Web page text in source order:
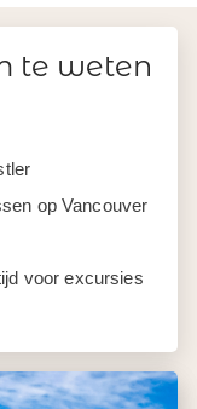
te weten
op Vancouver
voor excursies